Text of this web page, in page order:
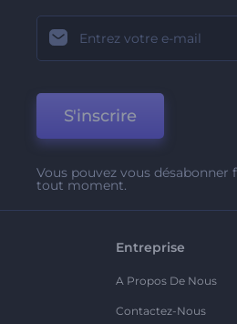
S'inscrire
Vous pouvez vous désabonner
tout moment.
Entreprise
A Propos De Nous
Contactez-Nous